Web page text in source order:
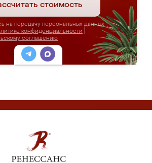
стоимость
на передачу персональных данных
конфиденциальности
соглашению